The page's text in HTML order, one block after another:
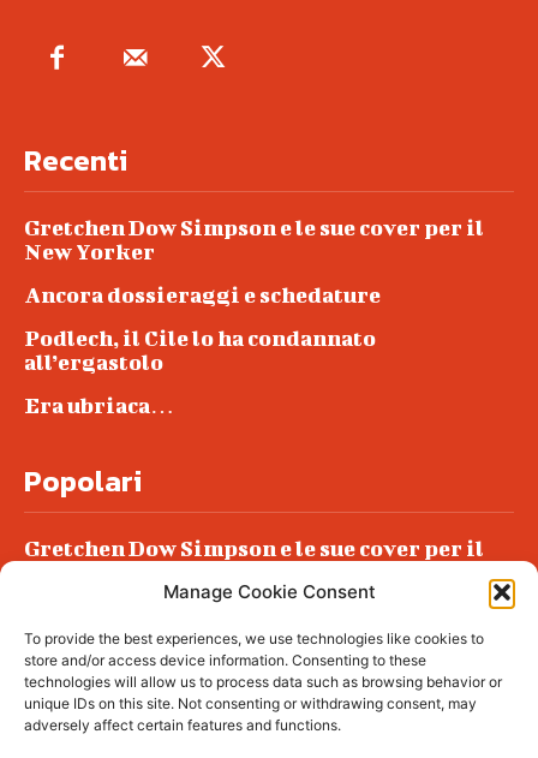
Manage Cookie Consent
To provide the best experiences, we use technologies like cookies to
store and/or access device information. Consenting to these
technologies will allow us to process data such as browsing behavior or
unique IDs on this site. Not consenting or withdrawing consent, may
adversely affect certain features and functions.
Recenti
Gretchen Dow Simpson e le sue cover per il
New Yorker
Ancora dossieraggi e schedature
Podlech, il Cile lo ha condannato
all’ergastolo
Era ubriaca…
Popolari
Gretchen Dow Simpson e le sue cover per il
Podlech, il Cile lo ha condannato
all’ergastolo
Era ubriaca…